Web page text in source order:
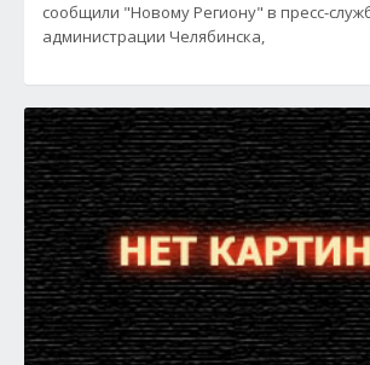
сообщили "Новому Региону" в пресс-
администрации Челябинска,